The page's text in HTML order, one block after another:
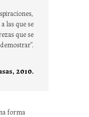
las que se
que se
2010.
forma